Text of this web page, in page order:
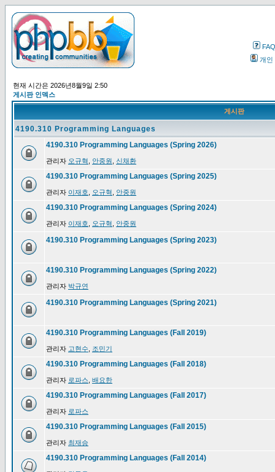
FAQ
개인
현재 시간은 2026년8월9일 2:50
게시판 인덱스
게시판
4190.310 Programming Languages
4190.310 Programming Languages (Spring 2026)
관리자 오규혁 안중원 신채환
4190.310 Programming Languages (Spring 2025)
관리자 이재호 오규혁 안중원
4190.310 Programming Languages (Spring 2024)
관리자 이재호 오규혁 안중원
4190.310 Programming Languages (Spring 2023)
4190.310 Programming Languages (Spring 2022)
관리자 박규연
4190.310 Programming Languages (Spring 2021)
4190.310 Programming Languages (Fall 2019)
관리자 고현수 조민기
4190.310 Programming Languages (Fall 2018)
관리자 로파스 배요한
4190.310 Programming Languages (Fall 2017)
관리자 로파스
4190.310 Programming Languages (Fall 2015)
관리자 최재승
4190.310 Programming Languages (Fall 2014)